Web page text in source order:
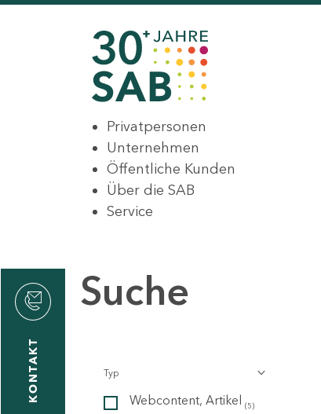
Privatpersonen
Unternehmen
Öffentliche Kunden
Über die SAB
Service
KONTAKT
Suche
Typ
Webcontent, Artikel (5)